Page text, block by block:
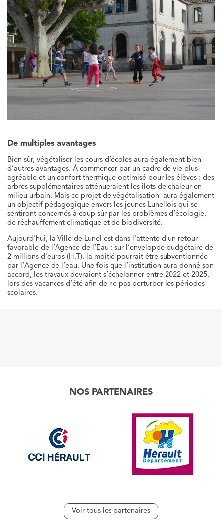
De multiples avantages
Bien sûr, végétaliser les cours d’écoles aura également bien
d’autres avantages. À commencer par un cadre de vie plus
agréable et un confort thermique optimisé pour les élèves : des
arbres supplémentaires atténueraient les îlots de chaleur en
milieu urbain. Mais ce projet de végétalisation aura également
un objectif pédagogique envers les jeunes Lunellois qui se
sentiront concernés à coup sûr par les problèmes d’écologie,
de réchauffement climatique et de biodiversité.
Aujourd'hui, la Ville de Lunel est dans l'attente d'un retour
favorable de l’Agence de l’Eau : sur l’enveloppe budgétaire de
2 millions d'euros (H.T), la moitié pourrait être subventionnée
par l’Agence de l’eau. Une fois que l’institution aura donné son
accord, les travaux devraient s’échelonner entre 2022 et 2025,
lors des vacances d’été afin de ne pas perturber les périodes
scolaires.
NOS PARTENAIRES
Voir tous les partenaires